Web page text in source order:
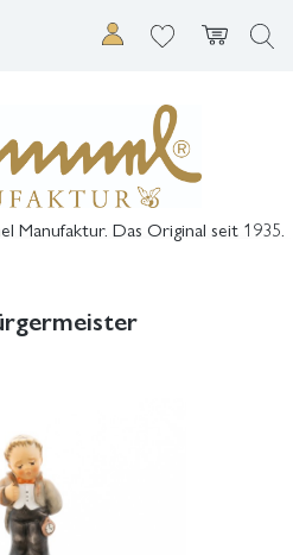
Manufaktur. Das Original seit 1935.